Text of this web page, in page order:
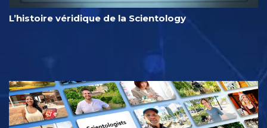
L’histoire véridique de la Scientology